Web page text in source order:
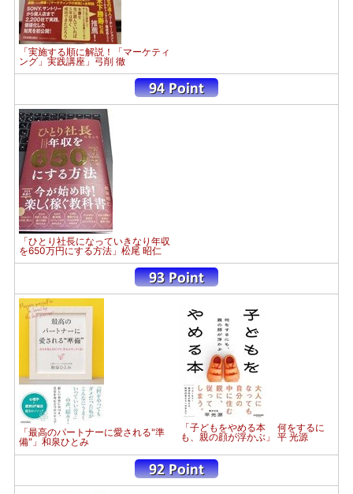
「実施する順に解説！「マーケティ
ング」実践講座」弓削 徹
「ひとり社長になっていきなり年収
を650万円にする方法」松尾 昭仁
「最高のパートナーに愛される"準
備"」和泉ひとみ
「子どもをやめる本 何をするに
も、親の顔が浮かぶ」 平 光源